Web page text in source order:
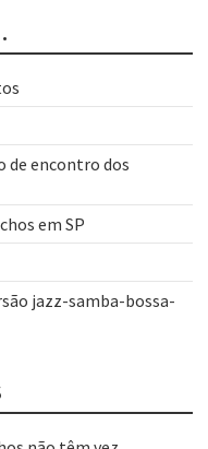
de encontro dos
em SP
jazz-samba-bossa-